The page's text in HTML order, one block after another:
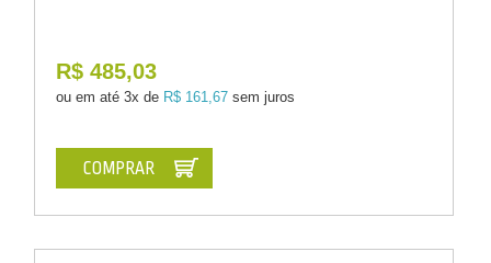
R$ 485,03
ou em até 3x de R$ 161,67 sem juros
COMPRAR